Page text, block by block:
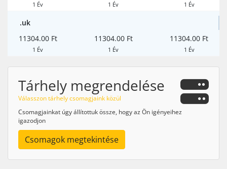
1 Év 1 Év 1 Év
.uk
11304.00 Ft
1 Év
11304.00 Ft
1 Év
11304.00 Ft
1 Év
Tárhely megrendelése
Válasszon tárhely csomagjaink közül
Csomagjainkat úgy állítottuk össze, hogy az Ön igényeihez
igazodjon
Csomagok megtekintése